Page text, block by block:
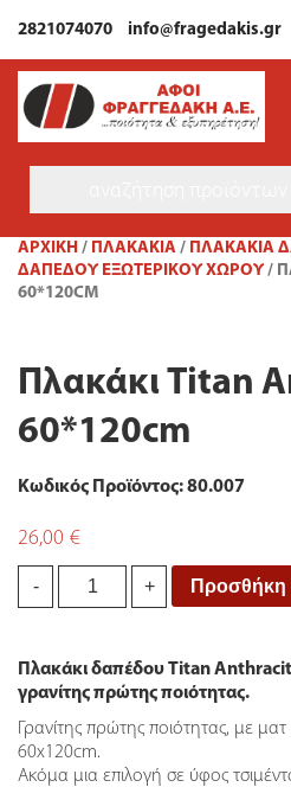
2821074070 info@fragedakis.gr
ΑΡΧΙΚΉ / ΠΛΑΚΑΚΙΑ / ΠΛΑΚΆΚΙΑ
ΔΑΠΈΔΟΥ ΕΞΩΤΕΡΙΚΟΎ ΧΏΡΟΥ /
60*120CM
Πλακάκι Titan
60*120cm
Κωδικός Προϊόντος: 80.007
26,00 €
-
Πλακάκι
quantity
+ Προσθήκη
Πλακάκι δαπέδου Titan
γρανίτης πρώτης ποιότητας.
Γρανίτης πρώτης ποιότητας, με
60x120cm.
Ακόμα μια επιλογή σε ύφος